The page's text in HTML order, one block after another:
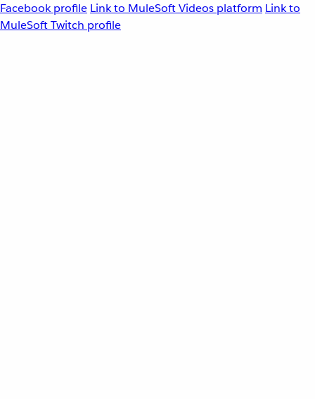
Facebook profile Link to MuleSoft Videos platform Link to
MuleSoft Twitch profile